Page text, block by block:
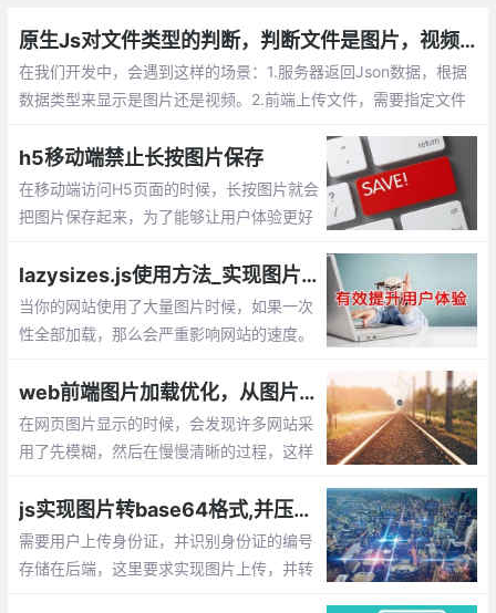
原生Js对文件类型的判断，判断文件是图片，视频等格式
在我们开发中，会遇到这样的场景：1.服务器返回Json数据，根据
数据类型来显示是图片还是视频。2.前端上传文件，需要指定文件
型
h5移动端禁止长按图片保存
在移动端访问H5页面的时候，长按图片就会
把图片保存起来，为了能够让用户体验更好
那该如何实现呢？下面给出3种解决方案。
使用 pointer-events:none、全局属性、加
一层遮罩层
lazysizes.js使用方法_实现图片懒加载、延迟加载的js插件
当你的网站使用了大量图片时候，如果一次
性全部加载，那么会严重影响网站的速度。
题，它可以实现图片的延迟加载【懒加载】web前端图片加载优化，从图片模糊到清晰的实现过程
在网页图片显示的时候，会发现许多网站采
用了先模糊，然后在慢慢清晰的过程，这样
呐？默认加载2张图片，一张缩略图，一张
原图，当打开网页的时候默认只显示缩略图
js实现图片转base64格式,并压缩上传
需要用户上传身份证，并识别身份证的编号
存储在后端，这里要求实现图片上传，并转